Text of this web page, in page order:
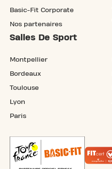
Basic-Fit Corporate
Nos partenaires
Salles De Sport
Montpellier
Bordeaux
Toulouse
Lyon
Paris